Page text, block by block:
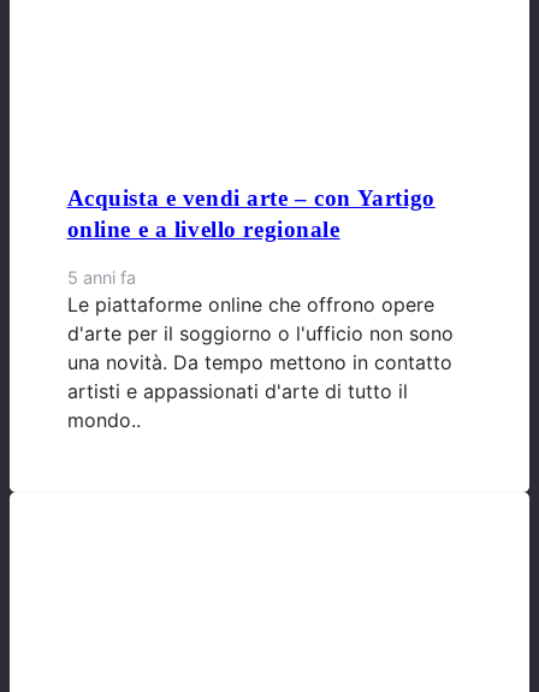
Acquista e vendi arte – con Yartigo
online e a livello regionale
5 anni fa
Le piattaforme online che offrono opere
d'arte per il soggiorno o l'ufficio non sono
una novità. Da tempo mettono in contatto
artisti e appassionati d'arte di tutto il
mondo..